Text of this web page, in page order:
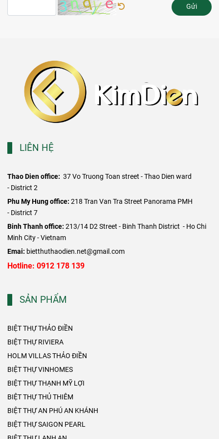
Gửi
LIÊN HỆ
Thao Dien office: 37 Vo Truong Toan street - Thao Dien ward
- District 2
​Phu My Hung office: 218 Tran Van Tra Street Panorama PMH
- District 7
Binh Thanh office: 213/14 D2 Street - Binh Thanh District - Ho Chi
Minh City - Vietnam
Emai: bietthuthaodien.net@gmail.com
Hotline: 0912 178 139
SẢN PHẨM
BIỆT THỰ THẢO ĐIỀN
BIỆT THỰ RIVIERA
HOLM VILLAS THẢO ĐIỀN
BIỆT THỰ VINHOMES
BIỆT THỰ THẠNH MỸ LỢI
BIỆT THỰ THỦ THIÊM
BIỆT THỰ AN PHÚ AN KHÁNH
BIỆT THỰ SAIGON PEARL